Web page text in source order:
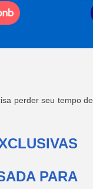
perder seu tempo de
PARA